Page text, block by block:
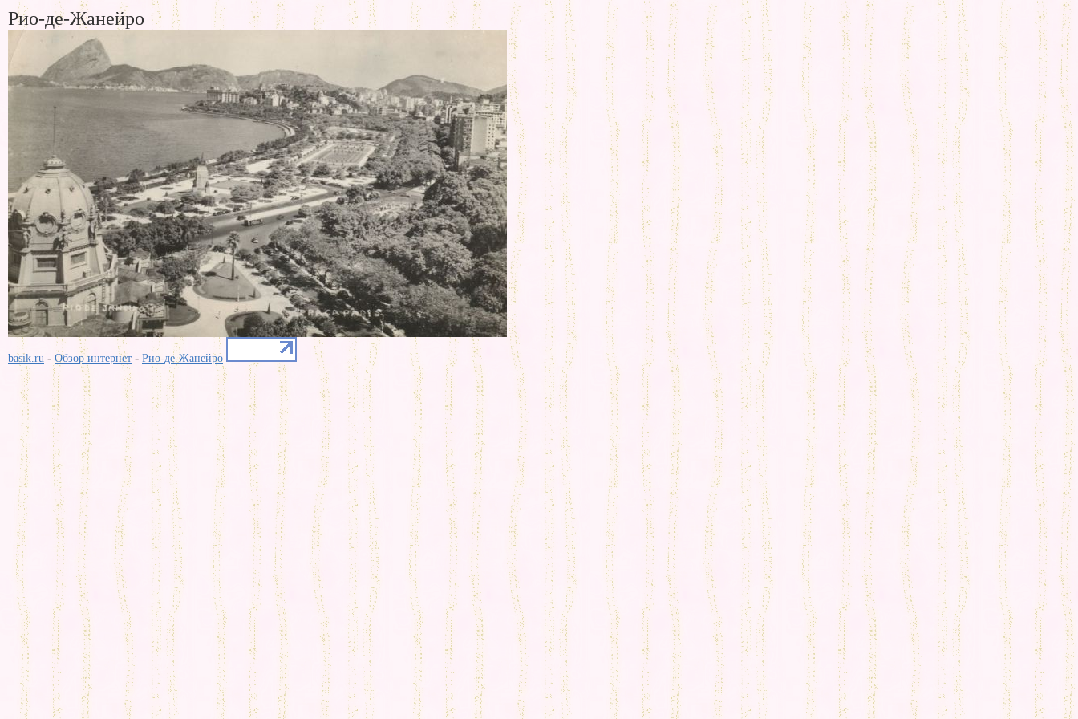
Рио-де-Жанейро
basik.ru - Обзор интернет - Рио-де-Жанейро